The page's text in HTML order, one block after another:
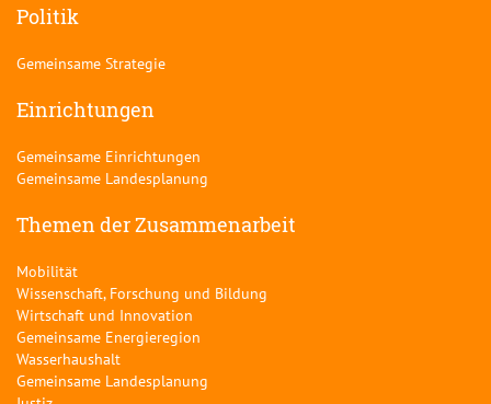
Politik
Gemeinsame Strategie
Einrichtungen
Gemeinsame Einrichtungen
Gemeinsame Landesplanung
Themen der Zusammenarbeit
Mobilität
Wissenschaft, Forschung und Bildung
Wirtschaft und Innovation
Gemeinsame Energieregion
Wasserhaushalt
Gemeinsame Landesplanung